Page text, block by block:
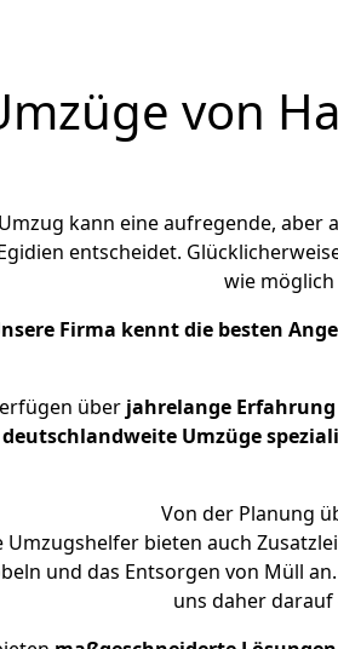
von
kann eine aufregende, aber
entscheidet.
wie
Firma kennt die besten
über jahrelange Erfahrung
deutschlandweite Umzüge
Von der Planung
Umzugshelfer bieten auch
und das Entsorgen von Müll
uns daher